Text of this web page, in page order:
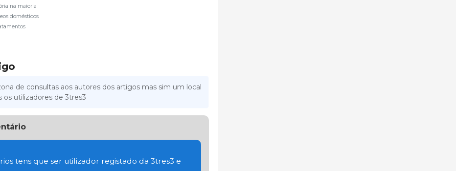
na maioria
domésticos
de consultas aos autores dos artigos mas sim um local
os utilizadores de 3tres3
tens que ser utilizador registado da 3tres3 e